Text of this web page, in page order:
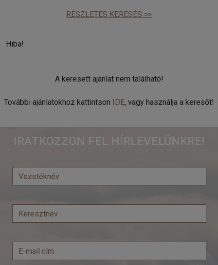
RÉSZLETES KERESÉS >>
Hiba!
A keresett ajánlat nem található!
További ajánlatokhoz kattintson IDE, vagy használja a keresőt!
IRATKOZZON FEL HÍRLEVELÜNKRE!